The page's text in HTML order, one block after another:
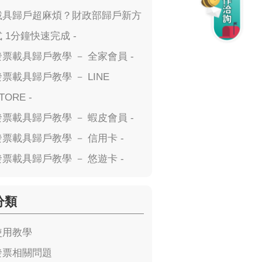
具歸戶超麻煩？財政部歸戶新方
1分鐘快速完成 -
票載具歸戶教學 － 全家會員 -
票載具歸戶教學 － LINE
-
票載具歸戶教學 － 蝦皮會員 -
票載具歸戶教學 － 信用卡 -
票載具歸戶教學 － 悠遊卡 -
類
用教學
票相關問題